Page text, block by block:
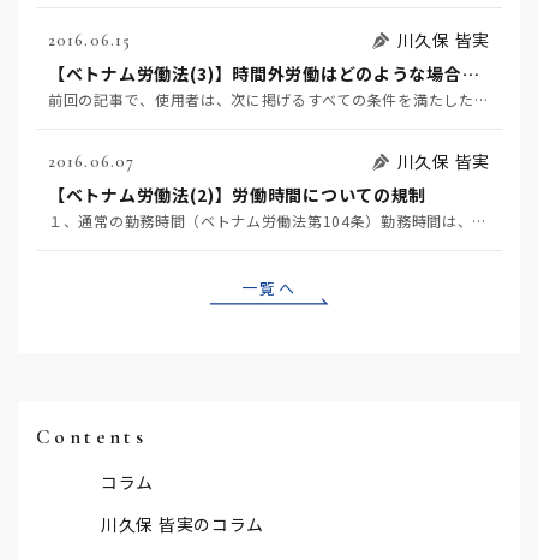
2016.06.15
川久保 皆実
【ベトナム労働法(3)】時間外労働はどのような場合に認められるか
前回の記事で、使用者は、次に掲げるすべての条件を満たした場合に、労働者に時間外労働させることができる…
2016.06.07
川久保 皆実
【ベトナム労働法(2)】労働時間についての規制
１、通常の勤務時間（ベトナム労働法第104条）勤務時間は、原則として1日8時間（週給制の場合には1日…
一覧へ
Contents
コラム
川久保 皆実のコラム